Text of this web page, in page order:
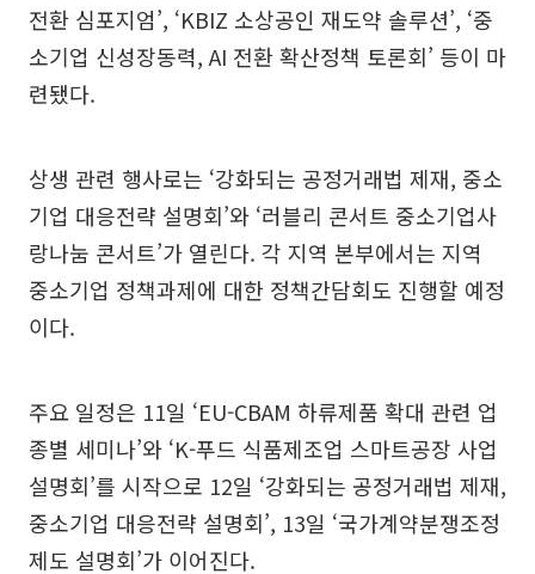
전환 심포지엄’, ‘KBIZ 소상공인 재도약 솔루션’, ‘중
소기업 신성장동력, AI 전환 확산정책 토론회’ 등이 마
련됐다.
상생 관련 행사로는 ‘강화되는 공정거래법 제재, 중소
기업 대응전략 설명회’와 ‘러블리 콘서트 중소기업사
랑나눔 콘서트’가 열린다. 각 지역 본부에서는 지역
중소기업 정책과제에 대한 정책간담회도 진행할 예정
이다.
주요 일정은 11일 ‘EU-CBAM 하류제품 확대 관련 업
종별 세미나’와 ‘K-푸드 식품제조업 스마트공장 사업
설명회’를 시작으로 12일 ‘강화되는 공정거래법 제재,
중소기업 대응전략 설명회’, 13일 ‘국가계약분쟁조정
제도 설명회’가 이어진다.